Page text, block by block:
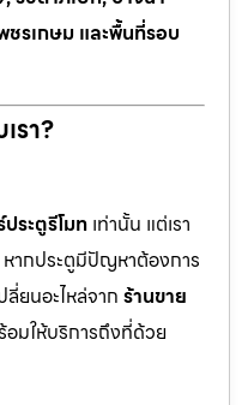
ชรเกษม และพื้นที่รอบ
รา?
ระตูรีโมท เท่านั้น แต่เรา
หากประตูมีปัญหาต้องการ
ลี่ยนอะไหล่จาก ร้านขาย
อมให้บริการถึงที่ด้วย